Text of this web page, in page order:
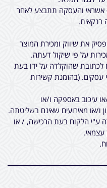
אשראי והעסקה תתבצע לאחר
בנקאית.
את שיווק ומכירת המוצר
על פי שיקול דעתה.
שהוקלדה על ידו בעת
הרכישה באתר מכירות, תוך 7 ימי עסקים. (בהזמנת קשירות
עיכוב באספקה ו/או
ו/או מאירועים שאינם בשליטתה.
ע"י הלקוח בעת הרכישה, / או